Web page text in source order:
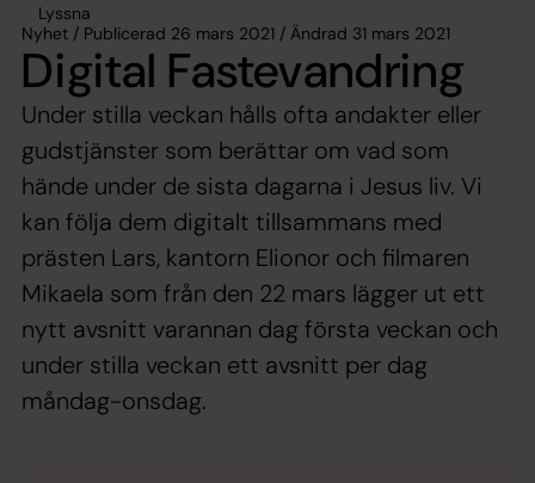
Lyssna
Nyhet / Publicerad 26 mars 2021 / Ändrad 31 mars 2021
Digital Fastevandring
Under stilla veckan hålls ofta andakter eller
gudstjänster som berättar om vad som
hände under de sista dagarna i Jesus liv. Vi
kan följa dem digitalt tillsammans med
prästen Lars, kantorn Elionor och filmaren
Mikaela som från den 22 mars lägger ut ett
nytt avsnitt varannan dag första veckan och
under stilla veckan ett avsnitt per dag
måndag-onsdag.